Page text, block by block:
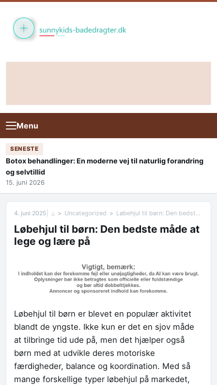
Menu
SENESTE
Botox behandlinger: En moderne vej til naturlig forandring
og selvtillid
15. juni 2026
4. juni 2025 ⌂ Uncategorized Løbehjul til børn: Den bedste måde at lege og lære på
Løbehjul til børn: Den bedste måde at
lege og lære på
Løbehjul til børn er blevet en populær aktivitet
blandt de yngste. Ikke kun er det en sjov måde
at tilbringe tid ude på, men det hjælper også
børn med at udvikle deres motoriske
færdigheder, balance og koordination. Med så
mange forskellige typer løbehjul på markedet,